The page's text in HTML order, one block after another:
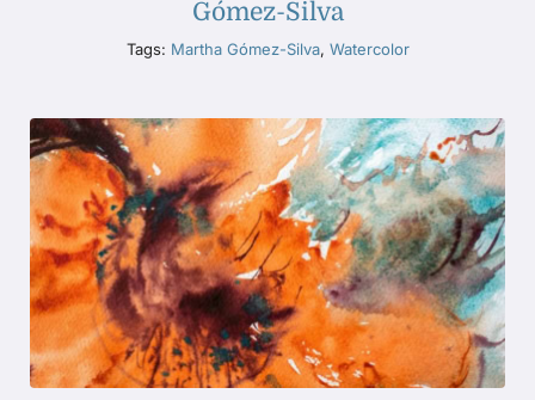
Gómez-Silva
Tags: Martha Gómez-Silva, Watercolor